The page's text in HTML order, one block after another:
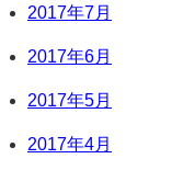
2017年7月
2017年6月
2017年5月
2017年4月